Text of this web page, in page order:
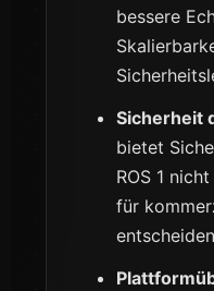
bessere
Sicherheit
bietet
ROS 1
für